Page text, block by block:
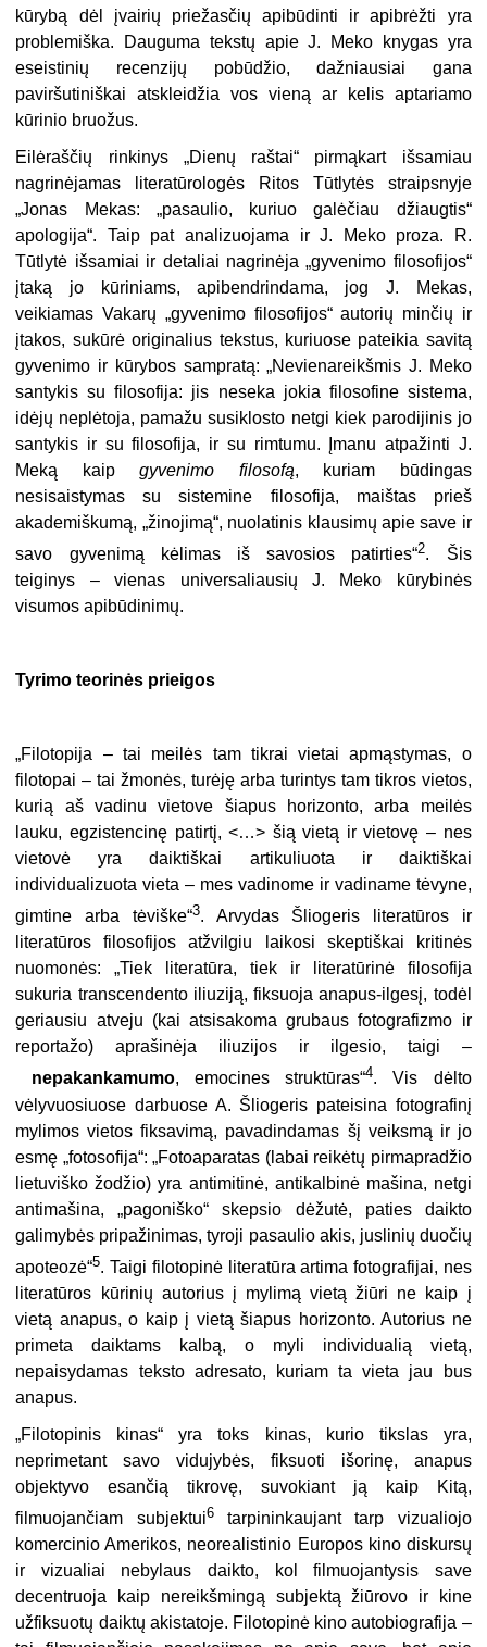
kūrybą dėl įvairių priežasčių apibūdinti ir apibrėžti yra
problemiška. Dauguma tekstų apie J. Meko knygas yra
eseistinių recenzijų pobūdžio, dažniausiai gana
paviršutiniškai atskleidžia vos vieną ar kelis aptariamo
kūrinio bruožus.
Eilėraščių rinkinys „Dienų raštai“ pirmąkart išsamiau
nagrinėjamas literatūrologės Ritos Tūtlytės straipsnyje
„Jonas Mekas: „pasaulio, kuriuo galėčiau džiaugtis“
apologija“. Taip pat analizuojama ir J. Meko proza. R.
Tūtlytė išsamiai ir detaliai nagrinėja „gyvenimo filosofijos“
įtaką jo kūriniams, apibendrindama, jog J. Mekas,
veikiamas Vakarų „gyvenimo filosofijos“ autorių minčių ir
įtakos, sukūrė originalius tekstus, kuriuose pateikia savitą
gyvenimo ir kūrybos sampratą: „Nevienareikšmis J. Meko
santykis su filosofija: jis neseka jokia filosofine sistema,
idėjų neplėtoja, pamažu susiklosto netgi kiek parodijinis jo
santykis ir su filosofija, ir su rimtumu. Įmanu atpažinti J.
Meką kaipgyvenimo filosofą, kuriam būdingas
nesisaistymas su sistemine filosofija, maištas prieš
akademiškumą, „žinojimą“, nuolatinis klausimų apie save ir
savo gyvenimą kėlimas iš savosios patirties“2. Šis
teiginys – vienas universaliausių J. Meko kūrybinės
visumos apibūdinimų.
Tyrimo teorinės prieigos
„Filotopija – tai meilės tam tikrai vietai apmąstymas, o
filotopai – tai žmonės, turėję arba turintys tam tikros vietos,
kurią aš vadinu vietove šiapus horizonto, arba meilės
lauku, egzistencinę patirtį, <…> šią vietą ir vietovę – nes
vietovė yra daiktiškai artikuliuota ir daiktiškai
individualizuota vieta – mes vadinome ir vadiname tėvyne,
gimtine arba tėviške“3. Arvydas Šliogeris literatūros ir
literatūros filosofijos atžvilgiu laikosi skeptiškai kritinės
nuomonės: „Tiek literatūra, tiek ir literatūrinė filosofija
sukuria transcendento iliuziją, fiksuoja anapus-ilgesį, todėl
geriausiu atveju (kai atsisakoma grubaus fotografizmo ir
reportažo) aprašinėja iliuzijos ir ilgesio, taigi –
nepakankamumo, emocines struktūras“4. Vis dėlto
vėlyvuosiuose darbuose A. Šliogeris pateisina fotografinį
mylimos vietos fiksavimą, pavadindamas šį veiksmą ir jo
esmę „fotosofija“: „Fotoaparatas (labai reikėtų pirmapradžio
lietuviško žodžio) yra antimitinė, antikalbinė mašina, netgi
antimašina, „pagoniško“ skepsio dėžutė, paties daikto
galimybės pripažinimas, tyroji pasaulio akis, juslinių duočių
apoteozė“5. Taigi filotopinė literatūra artima fotografijai, nes
literatūros kūrinių autorius į mylimą vietą žiūri ne kaip į
vietą anapus, o kaip į vietą šiapus horizonto. Autorius ne
primeta daiktams kalbą, o myli individualią vietą,
nepaisydamas teksto adresato, kuriam ta vieta jau bus
anapus.
„Filotopinis kinas“ yra toks kinas, kurio tikslas yra,
neprimetant savo vidujybės, fiksuoti išorinę, anapus
objektyvo esančią tikrovę, suvokiant ją kaip Kitą,
filmuojančiam subjektui6tarpininkaujant tarp vizualiojo
komercinio Amerikos, neorealistinio Europos kino diskursų
ir vizualiai nebylaus daikto, kol filmuojantysis save
decentruoja kaip nereikšmingą subjektą žiūrovo ir kine
užfiksuotų daiktų akistatoje. Filotopinė kino autobiografija –